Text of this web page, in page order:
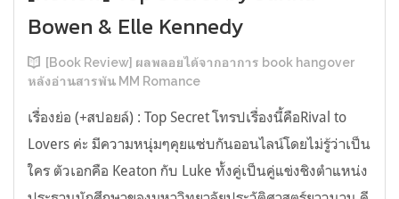
Bowen & Elle Kennedy
[Book Review] ผลพลอยได้จากอาการ book hangover
หลังอ่านสารพัน MM Romance
เรื่องย่อ (+สปอยล์) : Top Secret โทรปเรื่องนี้คือRival to
Lovers ค่ะ มีความหนุ่มๆคุยแซ่บกันออนไลน์โดยไม่รู้ว่าเป็น
ใคร ตัวเอกคือ Keaton กับ Luke ทั้งคู่เป็นคู่แข่งชิงตำแหน่ง